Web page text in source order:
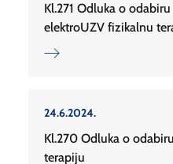
Kl.271 Odluka o
elektroUZV fizikalnu
24.6.2024.
Kl.270 Odluka o
terapiju